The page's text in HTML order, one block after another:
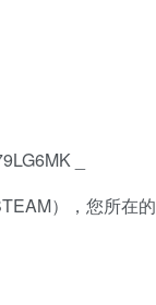
_
），您所在